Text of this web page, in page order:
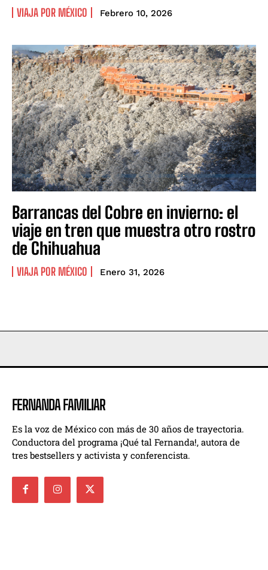
VIAJA POR MÉXICO Febrero 10, 2026
Barrancas del Cobre en invierno: el
viaje en tren que muestra otro rostro
de Chihuahua
VIAJA POR MÉXICO Enero 31, 2026
FERNANDA FAMILIAR
Es la voz de México con más de 30 años de trayectoria.
Conductora del programa ¡Qué tal Fernanda!, autora de
tres bestsellers y activista y conferencista.